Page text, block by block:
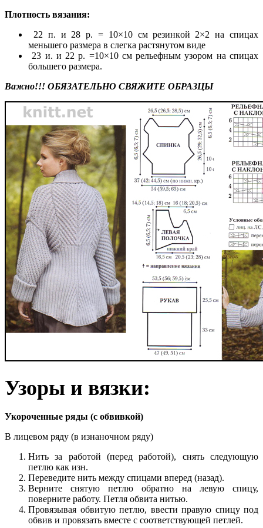
Плотность вязания:
22 п. и 28 р. = 10×10 см резинкой 2×2 на спицах
меньшего размера в слегка растянутом виде
23 и. и 22 р. =10×10 см рельефным узором на спицах
большего размера.
Важно!!! ОБЯЗАТЕЛЬНО СВЯЖИТЕ ОБРАЗЦЫ
Узоры и вязки:
Укороченные ряды (с обвивкой)
В лицевом ряду (в изнаночном ряду)
Нить за работой (перед работой), снять следующую
петлю как изн.
Переведите нить между спицами вперед (назад).
Верните снятую петлю обратно на левую спицу,
поверните работу. Петля обвита нитью.
Провязывая обвитую петлю, ввести правую спицу под
обвив и провязать вместе с соответствующей петлей.